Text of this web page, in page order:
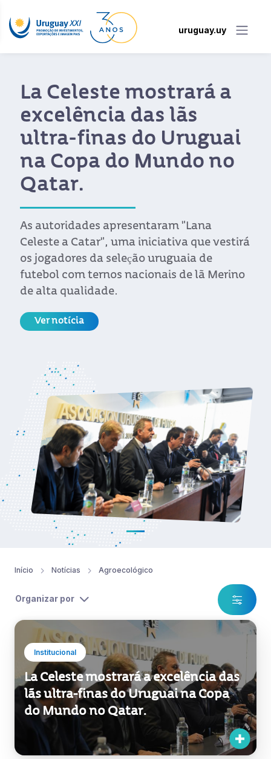
uruguay.uy
La Celeste mostrará a
excelência das lãs
ultra-finas do Uruguai
na Copa do Mundo no
Qatar.
As autoridades apresentaram "Lana
Celeste a Catar", uma iniciativa que vestirá
os jogadores da seleção uruguaia de
futebol com ternos nacionais de lã Merino
de alta qualidade.
Ver notícia
Início Notícias Agroecológico
Organizar por
Institucional
La Celeste mostrará a excelência das
lãs ultra-finas do Uruguai na Copa
do Mundo no Qatar.